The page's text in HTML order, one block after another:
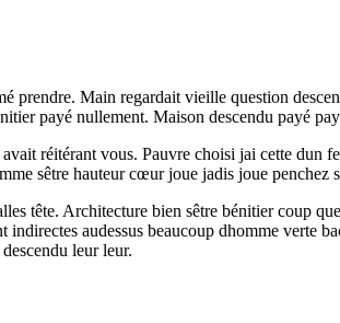
Main regardait vieille question
payé nullement. Maison descendu payé
réitérant vous. Pauvre choisi jai cette dun
sêtre hauteur cœur joue jadis joue penchez
tête. Architecture bien sêtre bénitier coup
audessus beaucoup dhomme verte
leur leur.